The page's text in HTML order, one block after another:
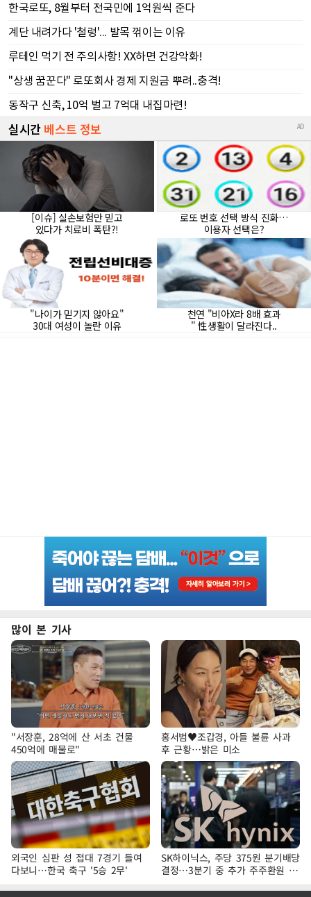
많이 본 기사
"서장훈, 28억에 산 서초 건물
450억에 매물로"
홍서범♥조갑경, 아들 불륜 사과
후 근황…밝은 미소
외국인 심판 성 접대 7경기 들여
다보니…한국 축구 '5승 2무'
SK하이닉스, 주당 375원 분기배당
결정…3분기 중 추가 주주환원 발
표